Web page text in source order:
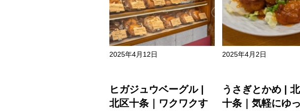
2025年4月12日
ヒガジュウベーグル |
北区十条｜ワクワクす
2025年4月2日
うさぎとかめ |
十条｜気軽にゆ